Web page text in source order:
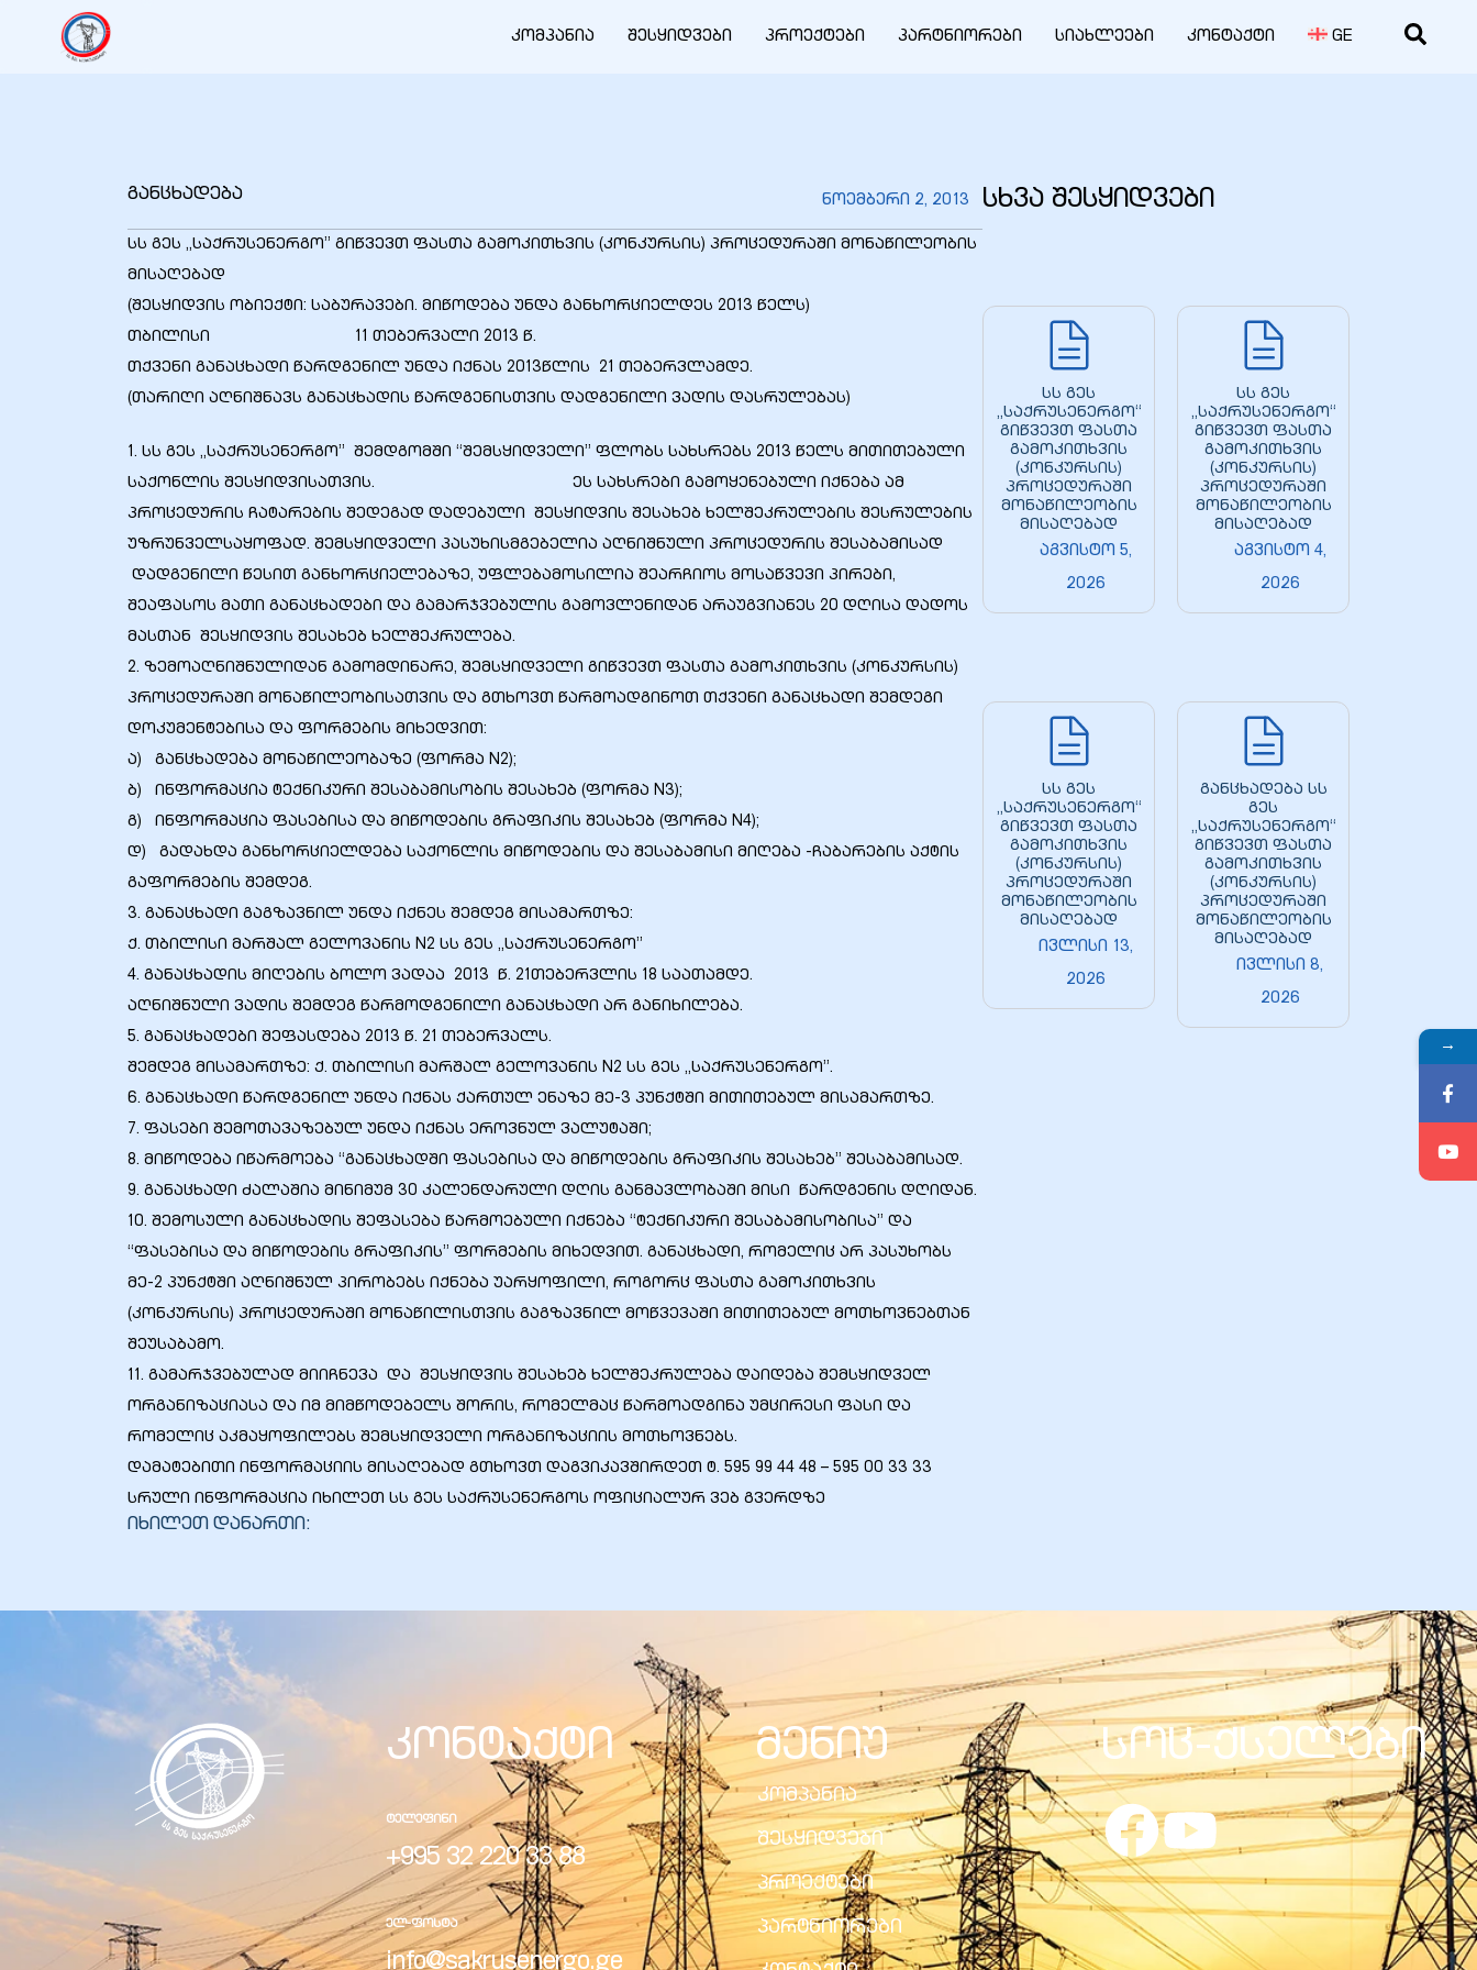
კომპანია შესყიდვები პროექტები პარტნიორები სიახლეები კონტაქტი GE
განცხადება ნოემბერი 2, 2013
სს გეს „საქრუსენერგო” გიწვევთ ფასთა გამოკითხვის (კონკურსის) პროცედურაში მონაწილეობის
მისაღებად
(შესყიდვის ობიექტი: საბურავები. მიწოდება უნდა განხორციელდეს 2013 წელს)
თბილისი 11 თებერვალი 2013 წ.
თქვენი განაცხადი წარდგენილ უნდა იქნას 2013წლის 21 თებერვლამდე.
(თარიღი აღნიშნავს განაცხადის წარდგენისთვის დადგენილი ვადის დასრულებას)
1. სს გეს „საქრუსენერგო” შემდგომში “შემსყიდველი” ფლობს სახსრებს 2013 წელს მითითებული
საქონლის შესყიდვისათვის. ეს სახსრები გამოყენებული იქნება ამ
პროცედურის ჩატარების შედეგად დადებული შესყიდვის შესახებ ხელშეკრულების შესრულების
უზრუნველსაყოფად. შემსყიდველი პასუხისმგებელია აღნიშნული პროცედურის შესაბამისად
დადგენილი წესით განხორციელებაზე, უფლებამოსილია შეარჩიოს მოსაწვევი პირები,
შეაფასოს მათი განაცხადები და გამარჯვებულის გამოვლენიდან არაუგვიანეს 20 დღისა დადოს
მასთან შესყიდვის შესახებ ხელშეკრულება.
2. ზემოაღნიშნულიდან გამომდინარე, შემსყიდველი გიწვევთ ფასთა გამოკითხვის (კონკურსის)
პროცედურაში მონაწილეობისათვის და გთხოვთ წარმოადგინოთ თქვენი განაცხადი შემდეგი
დოკუმენტებისა და ფორმების მიხედვით:
ა) განცხადება მონაწილეობაზე (ფორმა N2);
ბ) ინფორმაცია ტექნიკური შესაბამისობის შესახებ (ფორმა N3);
გ) ინფორმაცია ფასებისა და მიწოდების გრაფიკის შესახებ (ფორმა N4);
დ) გადახდა განხორციელდება საქონლის მიწოდების და შესაბამისი მიღება -ჩაბარების აქტის
გაფორმების შემდეგ.
3. განაცხადი გაგზავნილ უნდა იქნეს შემდეგ მისამართზე:
ქ. თბილისი მარშალ გელოვანის N2 სს გეს „საქრუსენერგო”
4. განაცხადის მიღების ბოლო ვადაა 2013 წ. 21თებერვლის 18 საათამდე.
აღნიშნული ვადის შემდეგ წარმოდგენილი განაცხადი არ განიხილება.
5. განაცხადები შეფასდება 2013 წ. 21 თებერვალს.
შემდეგ მისამართზე: ქ. თბილისი მარშალ გელოვანის N2 სს გეს „საქრუსენერგო”.
6. განაცხადი წარდგენილ უნდა იქნას ქართულ ენაზე მე-3 პუნქტში მითითებულ მისამართზე.
7. ფასები შემოთავაზებულ უნდა იქნას ეროვნულ ვალუტაში;
8. მიწოდება იწარმოება “განაცხადში ფასებისა და მიწოდების გრაფიკის შესახებ” შესაბამისად.
9. განაცხადი ძალაშია მინიმუმ 30 კალენდარული დღის განმავლობაში მისი წარდგენის დღიდან.
10. შემოსული განაცხადის შეფასება წარმოებული იქნება “ტექნიკური შესაბამისობისა” და
“ფასებისა და მიწოდების გრაფიკის” ფორმების მიხედვით. განაცხადი, რომელიც არ პასუხობს
მე-2 პუნქტში აღნიშნულ პირობებს იქნება უარყოფილი, როგორც ფასთა გამოკითხვის
(კონკურსის) პროცედურაში მონაწილისთვის გაგზავნილ მოწვევაში მითითებულ მოთხოვნებთან
შეუსაბამო.
11. გამარჯვებულად მიიჩნევა და შესყიდვის შესახებ ხელშეკრულება დაიდება შემსყიდველ
ორგანიზაციასა და იმ მიმწოდებელს შორის, რომელმაც წარმოადგინა უმცირესი ფასი და
რომელიც აკმაყოფილებს შემსყიდველი ორგანიზაციის მოთხოვნებს.
დამატებითი ინფორმაციის მისაღებად გთხოვთ დაგვიკავშირდეთ ტ. 595 99 44 48 – 595 00 33 33
სრული ინფორმაცია იხილეთ სს გეს საქრუსენერგოს ოფიციალურ ვებ გვერდზე
იხილეთ დანართი:
სხვა შესყიდვები
სს გეს
„საქრუსენერგო“
გიწვევთ ფასთა
გამოკითხვის
(კონკურსის)
პროცედურაში
მონაწილეობის
მისაღებად
აგვისტო 5,
2026
სს გეს
„საქრუსენერგო“
გიწვევთ ფასთა
გამოკითხვის
(კონკურსის)
პროცედურაში
მონაწილეობის
მისაღებად
აგვისტო 4,
2026
სს გეს
„საქრუსენერგო“
გიწვევთ ფასთა
გამოკითხვის
(კონკურსის)
პროცედურაში
მონაწილეობის
მისაღებად
ივლისი 13,
2026
განცხადება სს
გეს
„საქრუსენერგო“
გიწვევთ ფასთა
გამოკითხვის
(კონკურსის)
პროცედურაში
მონაწილეობის
მისაღებად
ივლისი 8,
2026
კონტაქტი
ᲢᲔᲚᲔᲤᲘᲜᲘ
+995 32 220 33 88
ᲔᲚ-ᲤᲝᲡᲢᲐ
info@sakrusenergo.ge
მენიუ
კომპანია
შესყიდვები
პროექტები
პარტნიორები
სოც-ქსელები
→